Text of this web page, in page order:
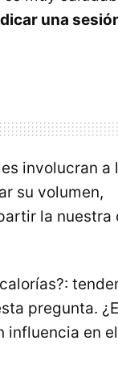
una
involucran a
su volumen,
la nuestra
pregunta.
influencia en el